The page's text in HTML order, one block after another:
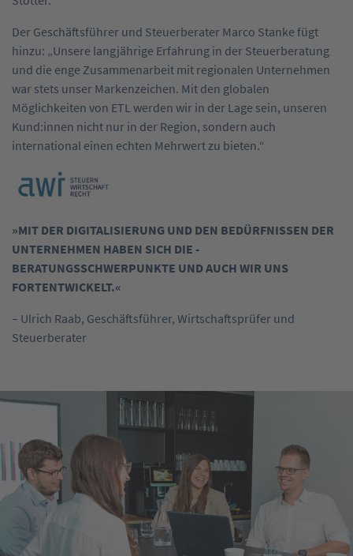
Der Geschäftsführer und Steuerberater Marco Stanke fügt
hinzu: „Unsere langjährige Erfahrung in der Steuerberatung
und die enge Zusammenarbeit mit regionalen Unternehmen
war stets unser ­Markenzeichen. Mit den globalen
Möglichkeiten von ETL werden wir in der Lage sein, unseren
Kund:innen nicht nur in der Region, sondern auch
international einen echten Mehrwert zu bieten.“
»MIT DER DIGITALISIERUNG UND DEN BEDÜRFNISSEN DER
UNTERNEHMEN HABEN SICH DIE ­
BERATUNGSSCHWERPUNKTE UND AUCH WIR UNS
FORTENTWICKELT.«
– Ulrich Raab, Geschäftsführer, Wirtschaftsprüfer und
Steuerberater